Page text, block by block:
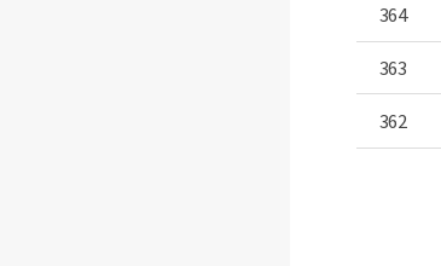
364
363
362